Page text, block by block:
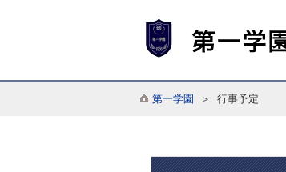
第一学園 ＞ 行事予定